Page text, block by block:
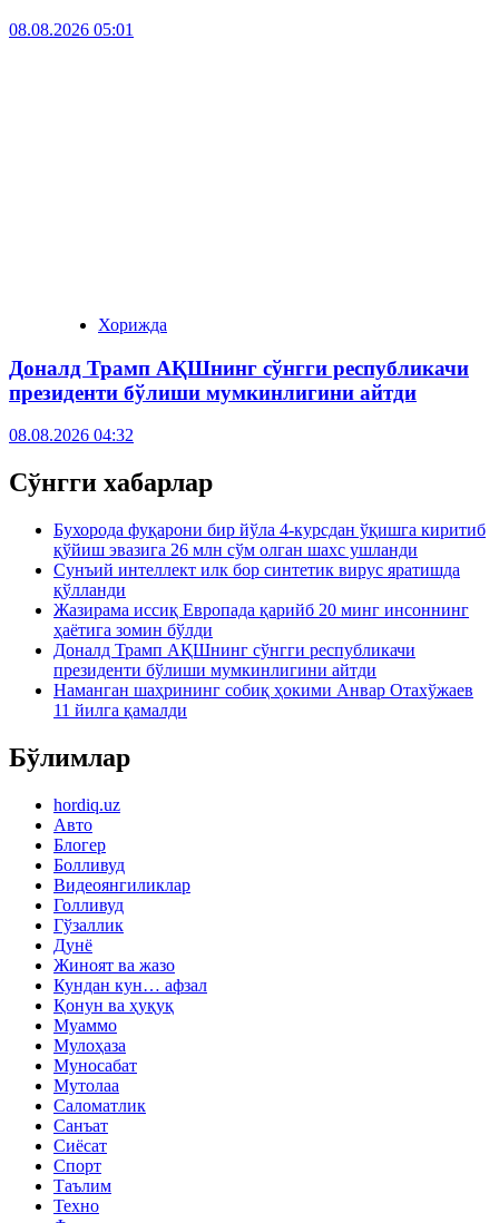
08.08.2026 05:01
Хорижда
Доналд Трамп АҚШнинг сўнгги республикачи
президенти бўлиши мумкинлигини айтди
08.08.2026 04:32
Сўнгги хабарлар
Бухорода фуқарони бир йўла 4-курсдан ўқишга киритиб
қўйиш эвазига 26 млн сўм олган шахс ушланди
Сунъий интеллект илк бор синтетик вирус яратишда
қўлланди
Жазирама иссиқ Европада қарийб 20 минг инсоннинг
ҳаётига зомин бўлди
Доналд Трамп АҚШнинг сўнгги республикачи
президенти бўлиши мумкинлигини айтди
Наманган шаҳрининг собиқ ҳокими Анвар Отахўжаев
11 йилга қамалди
Бўлимлар
hordiq.uz
Авто
Блогер
Болливуд
Видеоянгиликлар
Голливуд
Гўзаллик
Дунё
Жиноят ва жазо
Кундан кун… афзал
Қонун ва ҳуқуқ
Муаммо
Мулоҳаза
Муносабат
Мутолаа
Саломатлик
Санъат
Сиёсат
Спорт
Таълим
Техно